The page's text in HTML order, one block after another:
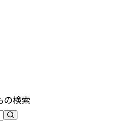
の検索